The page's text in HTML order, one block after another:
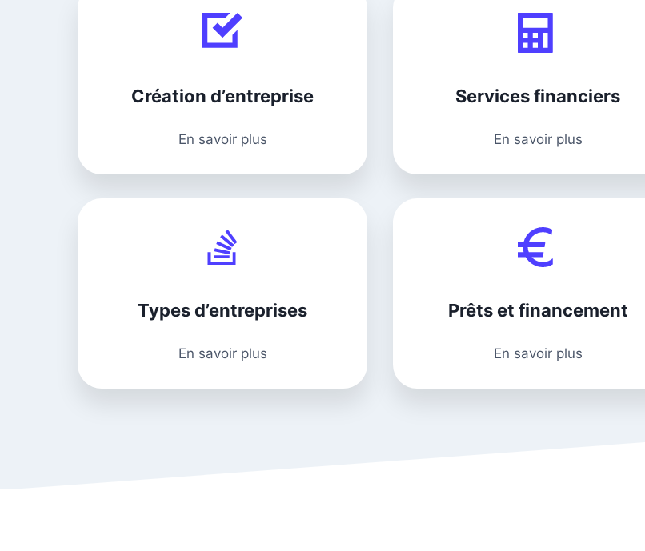
Création d’entreprise
En savoir plus
Services financiers
En savoir plus
Types d’entreprises
En savoir plus
Prêts et financement
En savoir plus